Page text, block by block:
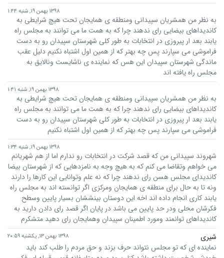
۱۳۹۸ بهمن ۱۹, شنبه ۱:۴۴
به نظر من همشریان سپیدانی ومنطقه ی همایجان تحت هیچ شرایطی به
کاندیداهای بیضایی رای ندهند چرا که به همت ما می توانند به مجلس راه
یابند بعد ار پیروزی در انتخابات به طور کلی شهرستان سپیدان رو به دست
فراموشی می سپارند پس چه بهتر که از همین اول اشتباه نکنیم دلیل عقب
ماندگی شهرستان سپیدان این هس که نماینده ی ناشایست ونالایق به
مجلس راه یافته اند
۱۳۹۸ بهمن ۱۹, شنبه ۱:۴۱
به نظر من همشریان سپیدانی ومنطقه ی همایجان تحت هیچ شرایطی به
کاندیداهای بیضایی رای ندهند چرا که به همت ما می توانند به مجلس راه
یابند بعد ار پیروزی در انتخابات به طور کلی شهرستان سپیدان رو به دست
فراموشی می سپارند پس چه بهتر که از همین اول اشتباه نکنیم
۱۳۹۸ بهمن ۱۹, شنبه ۱:۳۴
شهروند سپیدانی من که قصد شرکت در انتخابات رو ندارم اما از هم شهریانم
می خواهم وتقاضا می کنم که به هیچ وجه به نامزدهایی که از شهرستان بیضا
کاندیدای مجلس هسن رای ندهند چرا که نه علم وتوانایی این کارها را دارند
ونه تا به حال برای منطقه ی همایجان ومرکزی اگر توانسته اند به مجلس راه
یابند کاری انجام داده اند اخه این دوستان بینششان بسیار پایین وسطح
فکرشان محلی ودر حد پایین می باشد در پایان اگر قصد رای دادن دارید به
کاندیداهای توانمند ومورد اطمینان سپیدان وهمایجان رای دهید متشکرم
شیری
۱۳۹۸ بهمن ۱۳, یکشنبه ۲۰:۵۹
نماینده ای که تو مجلس نتواند حرف بزند و حق مردم را طلب کند باید